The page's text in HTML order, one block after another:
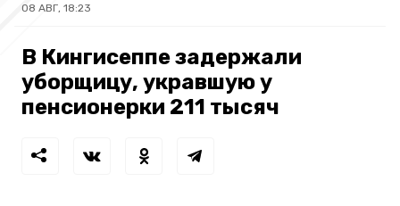
08 АВГ, 18:23
В Кингисеппе задержали
уборщицу, укравшую у
пенсионерки 211 тысяч